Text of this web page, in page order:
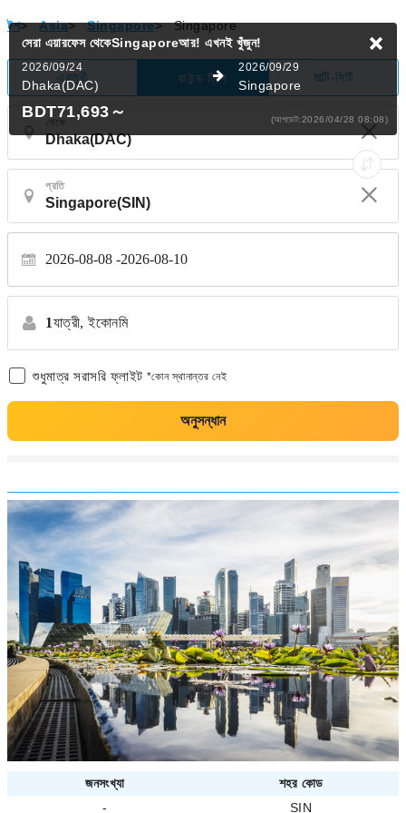
টপ> Asia> Singapore> Singapore
একমুখী রাউন্ড ট্রিপ মাল্টি-সিটি
প্রতি
2026-08-08 2026-08-10
1যাত্রী, ইকোনমি
শুধুমাত্র সরাসরি ফ্লাইট *কোন স্থানান্তর নেই
অনুসন্ধান
সেরা এয়ারফেস থেকেSingaporeআর! এখনই খুঁজুন!
2026/09/24
Dhaka(DAC)
2026/09/29
Singapore
BDT71,693 ～ (আপডেট:2026/04/28 08:08)
জনসংখ্যা
শহর কোড
-
SIN